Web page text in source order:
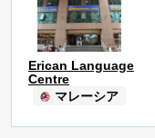
Erican Language
Centre
マレーシア